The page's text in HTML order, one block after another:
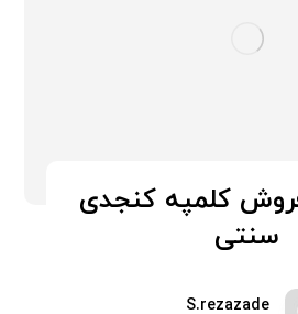
کلمپه کنجدی
سنتی
S.rezazade